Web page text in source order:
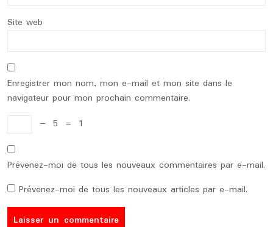
Site web
Enregistrer mon nom, mon e-mail et mon site dans le
navigateur pour mon prochain commentaire.
− 5 = 1
Prévenez-moi de tous les nouveaux commentaires par e-mail.
Prévenez-moi de tous les nouveaux articles par e-mail.